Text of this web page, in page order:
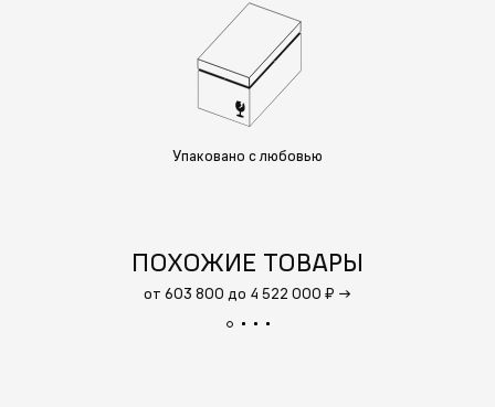
Упаковано с любовью
ПОХОЖИЕ ТОВАРЫ
от 603 800 до 4 522 000 ₽ →